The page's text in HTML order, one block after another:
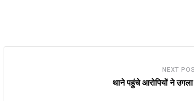
NEXT
थाने पहुंचे आरोपियों ने